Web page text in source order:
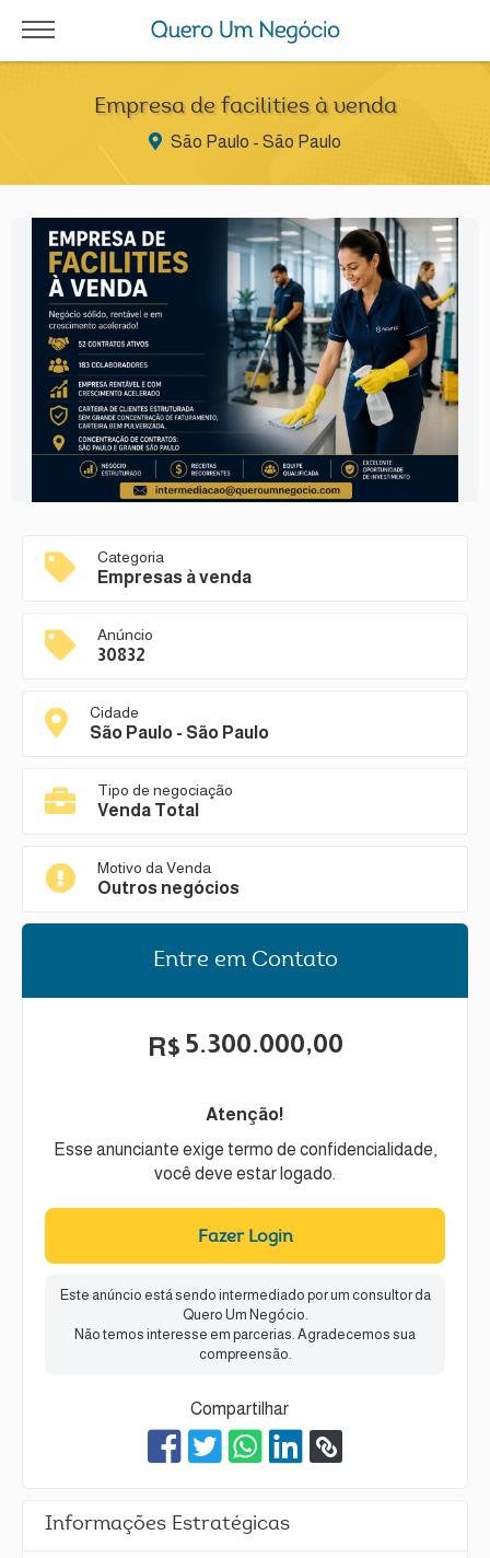
Empresa de facilities à venda
São Paulo - São Paulo
Categoria
Empresas à venda
Anúncio
30832
Cidade
São Paulo - São Paulo
Tipo de negociação
Venda Total
Motivo da Venda
Outros negócios
Entre em Contato
R$ 5.300.000,00
Atenção!
Esse anunciante exige termo de confidencialidade,
você deve estar logado.
Fazer Login
Este anúncio está sendo intermediado por um consultor da
Quero Um Negócio.
Não temos interesse em parcerias. Agradecemos sua
compreensão.
Compartilhar
Informações Estratégicas